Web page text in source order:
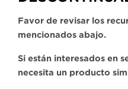
main
image.
Favor de revisar los
mencionados abajo.
Si están interesados en
necesita un producto